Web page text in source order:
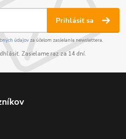
Prihlásiť sa
údajov za účelom zasielania newslettera.
Zasielame raz za 14 dní.